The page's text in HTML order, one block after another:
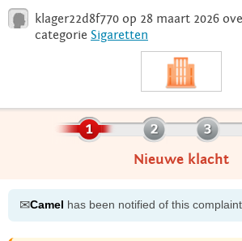
Login
klager22d8f770 op 28 maart 2026
categorie Sigaretten
Nieuwe klacht
✉Camel has been notified of this complaint